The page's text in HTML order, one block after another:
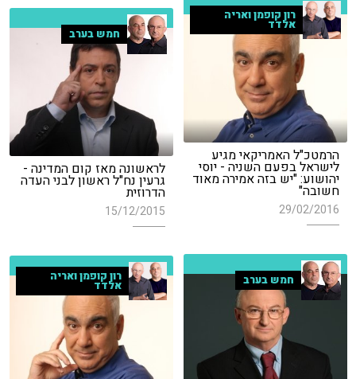
רון קופמן ואריה
אלדד
הרמטכ"ל האמריקאי מגיע
לישראל בפעם השניה - יוסי
יהושוע: "יש בזה אמירה מאוד
חשובה"
29/02/2016
חמש בערב
לראשונה מאז קום המדינה -
גרעין נח"ל ראשון לבני העדה
הדרוזית
15/12/2015
חמש בערב רון קופמן ואריה
אלדד